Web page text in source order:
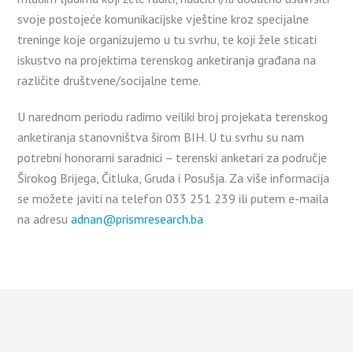
svoje postojeće komunikacijske vještine kroz specijalne
treninge koje organizujemo u tu svrhu, te koji žele sticati
iskustvo na projektima terenskog anketiranja građana na
različite društvene/socijalne teme.
U narednom periodu radimo veiliki broj projekata terenskog
anketiranja stanovništva širom BIH. U tu svrhu su nam
potrebni honorarni saradnici – terenski anketari za područje
Širokog Brijega, Čitluka, Gruda i Posušja. Za više informacija
se možete javiti na telefon 033 251 239 ili putem e-maila
na adresuadnan@prismresearch.ba